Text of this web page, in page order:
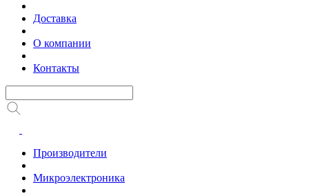
Доставка
О компании
Контакты
Производители
Микроэлектроника